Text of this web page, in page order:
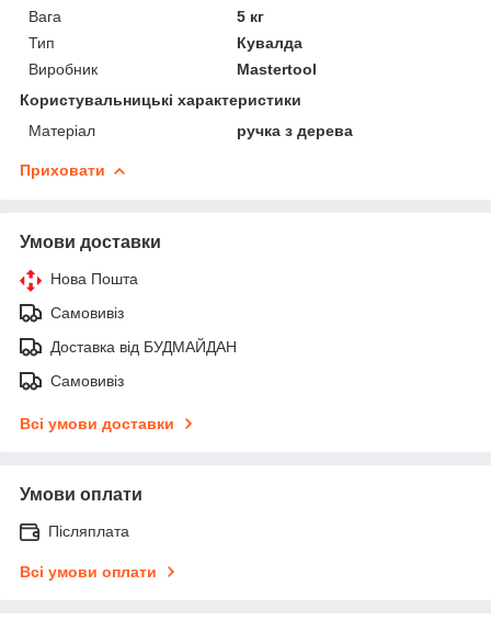
Вага
5 кг
Тип
Кувалда
Виробник
Mastertool
Користувальницькі характеристики
Матеріал
ручка з дерева
Приховати
Умови доставки
Нова Пошта
Самовивіз
Доставка від БУДМАЙДАН
Самовивіз
Всі умови доставки
Умови оплати
Післяплата
Всі умови оплати